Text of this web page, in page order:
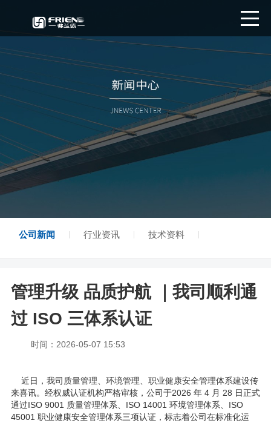
公司新闻 行业资讯 技术资料
管理升级 品质护航 ｜我司顺利通
过 ISO 三体系认证
时间：2026-05-07 15:53
近日，我司质量管理、环境管理、职业健康安全管理体系建设传
来喜讯。经权威认证机构严格审核，公司于2026 年 4 月 28 日正式
通过ISO 9001 质量管理体系、ISO 14001 环境管理体系、ISO
45001 职业健康安全管理体系三项认证，标志着公司在标准化运